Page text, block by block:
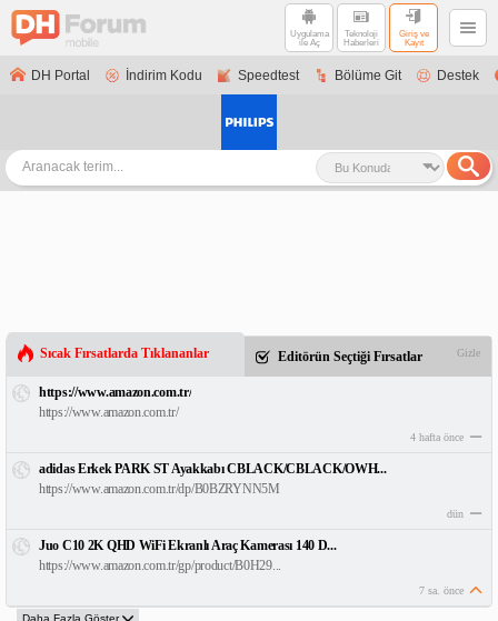
Uygulama
ile Aç
Teknoloji
Haberleri
Giriş ve
Kayıt
DH Portal İndirim Kodu Speedtest Bölüme Git Destek
Sıcak Fırsatlarda Tıklananlar Editörün Seçtiği Fırsatlar Gizle
https://www.amazon.com.tr/
https://www.amazon.com.tr/
4 hafta önce
adidas Erkek PARK ST Ayakkabı CBLACK/CBLACK/OWH...
https://www.amazon.com.tr/dp/B0BZRYNN5M
dün
Juo C10 2K QHD WiFi Ekranlı Araç Kamerası 140 D...
https://www.amazon.com.tr/gp/product/B0H29...
7 sa. önce